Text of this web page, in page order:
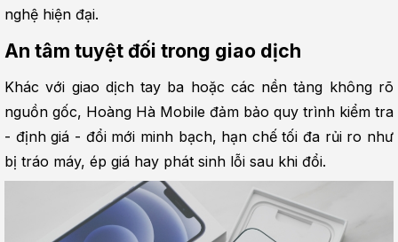
nghệ hiện đại.
An tâm tuyệt đối trong giao dịch
Khác với giao dịch tay ba hoặc các nền tảng không rõ
nguồn gốc, Hoàng Hà Mobile đảm bảo quy trình kiểm tra
- định giá - đổi mới minh bạch, hạn chế tối đa rủi ro như
bị tráo máy, ép giá hay phát sinh lỗi sau khi đổi.